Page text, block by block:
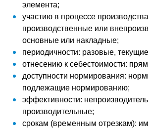
элемента;
участию в процессе
производственные или
основные или накладные;
периодичности: разовые,
отнесению к себестоимости:
доступности нормирования:
подлежащие нормированию;
эффективности:
производительные;
срокам (временным отрезкам):